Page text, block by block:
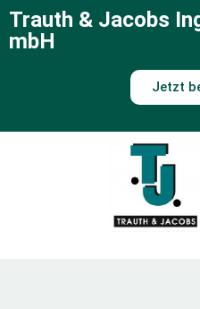
Trauth & Jacobs
mbH
Jetzt